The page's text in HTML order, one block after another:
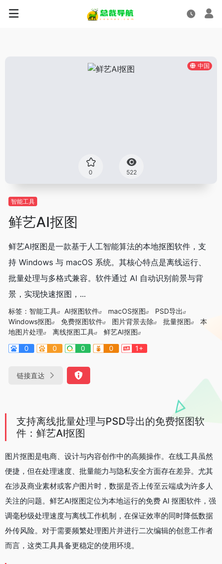
中国
0 522
智能工具
鲜艺AI抠图
鲜艺AI抠图是一款基于人工智能算法的本地抠图软件，支
持 Windows 与 macOS 系统。其核心特点是离线运行、
批量处理与多格式兼容。软件通过 AI 自动识别前景与背
景，实现快速抠图，...
标签： 智能工具 AI抠图软件 macOS抠图
PSD导出
Windows抠图
免费抠图软件 图片背景去除 批量抠图
本
地图片处理
离线抠图工具
鲜艺AI抠图
0
0 0 0 1+
链接直达
支持离线批量处理与PSD导出的免费抠图软
件：鲜艺AI抠图
图片抠图是电商、设计与内容创作中的高频操作。在线工具虽然
便捷，但在处理速度、批量能力与隐私安全方面存在差异。尤其
在涉及商业素材或客户图片时，数据是否上传至云端成为许多人
关注的问题。鲜艺AI抠图定位为本地运行的免费 AI 抠图软件，强
调毫秒级处理速度与离线工作机制，在保证效率的同时降低数据
外传风险。对于需要频繁处理图片并进行二次编辑的创意工作者
而言，这类工具具备更稳定的使用环境。